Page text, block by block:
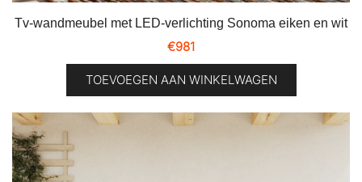
Tv-wandmeubel met LED-verlichting Sonoma eiken en wit
€981
TOEVOEGEN AAN WINKELWAGEN